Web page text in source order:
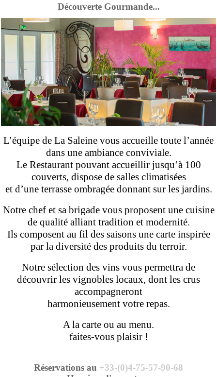
Découverte Gourmande...
L’équipe de La Saleine vous accueille toute l’année
dans une ambiance conviviale.
Le Restaurant pouvant accueillir jusqu’à 100
couverts, dispose de salles climatisées
et d’une terrasse ombragée donnant sur les jardins.
Notre chef et sa brigade vous proposent une cuisine
de qualité alliant tradition et modernité.
Ils composent au fil des saisons une carte inspirée
par la diversité des produits du terroir.
Notre sélection des vins vous permettra de
découvrir les vignobles locaux, dont les crus
accompagneront
harmonieusement votre repas.
A la carte ou au menu.
faites-vous plaisir !
Réservations au +33-(0)4-75-57-90-68